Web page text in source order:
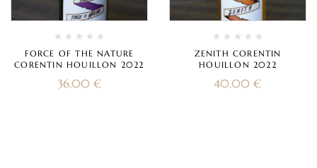
FORCE OF THE NATURE
CORENTIN HOUILLON 2022
36,00 €
ZENITH CORENTIN
HOUILLON 2022
40,00 €